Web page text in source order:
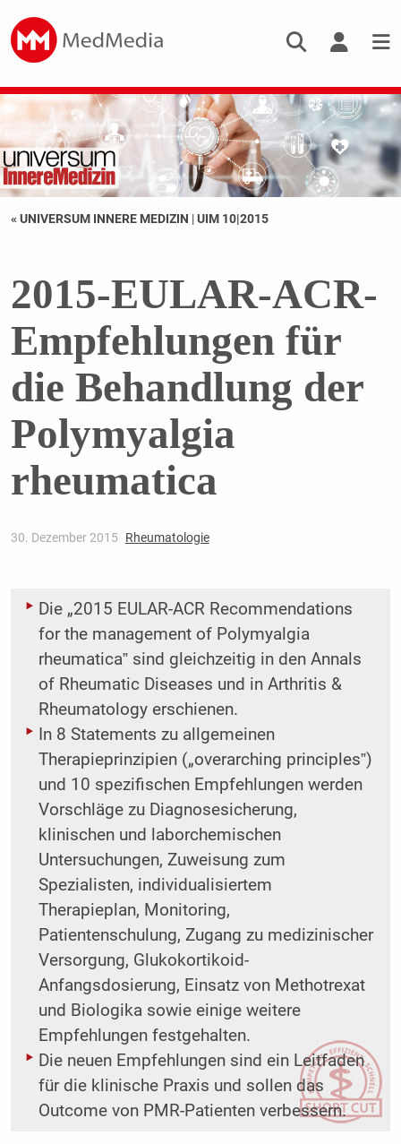
« UNIVERSUM INNERE MEDIZIN |UIM 10|2015
2015-EULAR-ACR-
Empfehlungen für
die Behandlung der
Polymyalgia
rheumatica
30. Dezember 2015 Rheumatologie
Die „2015 EULAR-ACR Recommendations
for the management of Polymyalgia
rheumatica‟ sind gleichzeitig in den Annals
of Rheumatic Diseases und in Arthritis &
Rheumatology erschienen.
In 8 Statements zu allgemeinen
Therapieprinzipien („overarching principles‟)
und 10 spezifischen Empfehlungen werden
Vorschläge zu Diagnosesicherung,
klinischen und laborchemischen
Untersuchungen, Zuweisung zum
Spezialisten, individualisiertem
Therapieplan, Monitoring,
Patientenschulung, Zugang zu medizinischer
Versorgung, Glukokortikoid-
Anfangsdosierung, Einsatz von Methotrexat
und Biologika sowie einige weitere
Empfehlungen festgehalten.
Die neuen Empfehlungen sind ein Leitfaden
für die klinische Praxis und sollen das
Outcome von PMR-Patienten verbessern.